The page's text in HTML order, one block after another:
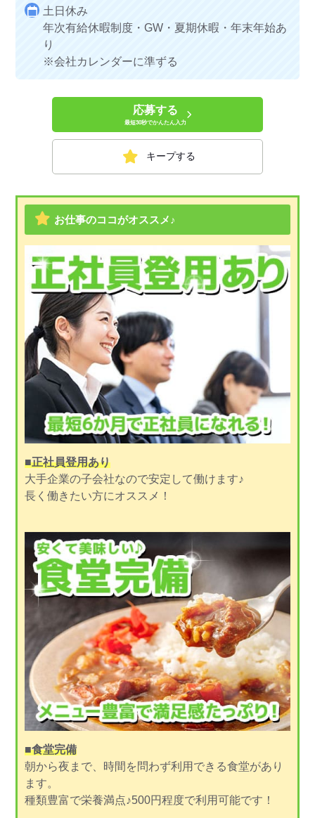
土日休み
年次有給休暇制度・GW・夏期休暇・年末年始あ
り
※会社カレンダーに準ずる
応募する
最短30秒でかんたん入力
キープする
お仕事のココがオススメ♪
■正社員登用あり
大手企業の子会社なので安定して働けます♪
長く働きたい方にオススメ！
■食堂完備
朝から夜まで、時間を問わず利用できる食堂があり
ます。
種類豊富で栄養満点♪500円程度で利用可能です！